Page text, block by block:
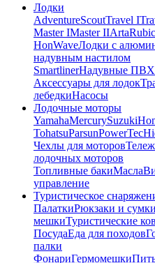
Лодки
AdventureScoutTravel I
Master IMaster IIArta
HonWaveЛодки с
надувным настилом
SmartlinerНадувные ПВХ
Аксессуары для лодок
лебедкиНасосы
Лодочные моторы
YamahaMercurySuzuki
TohatsuParsunPowerTec
Чехлы для моторов
лодочных моторов
Топливные бакиМасла
управление
Туристическое
ПалаткиРюкзаки и сумки
мешкиТуристические
ПосудаЕда для походов
палки
ФонариГермомешки